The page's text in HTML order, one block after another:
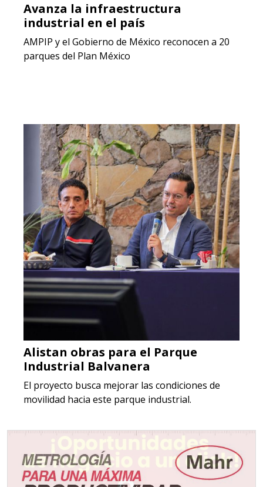
Avanza la infraestructura
industrial en el país
AMPIP y el Gobierno de México reconocen a 20
parques del Plan México
Alistan obras para el Parque
Industrial Balvanera
El proyecto busca mejorar las condiciones de
movilidad hacia este parque industrial.